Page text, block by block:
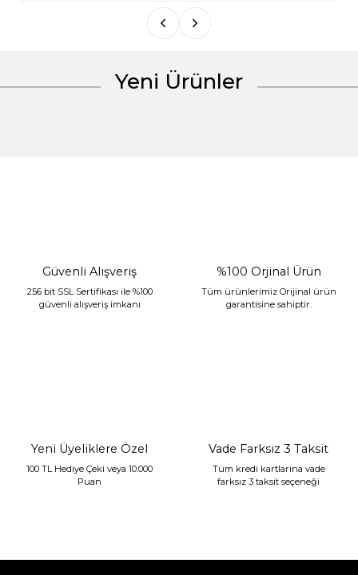
Yeni Ürünler
Güvenli Alışveriş
256 bit SSL Sertifikası ile %100
güvenli alışveriş imkanı
%100 Orjinal Ürün
Tüm ürünlerimiz Orijinal ürün
garantisine sahiptir.
Yeni Üyeliklere Özel
100 TL Hediye Çeki veya 10.000
Puan
Vade Farksız 3 Taksit
Tüm kredi kartlarına vade
farksız 3 taksit seçeneği